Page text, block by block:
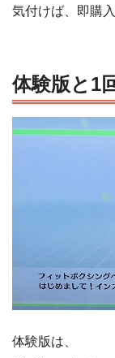
気付けば、即購
体験版と1
体験版は、